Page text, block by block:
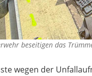
beseitigen das
wegen der